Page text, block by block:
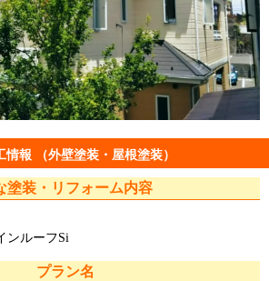
情報 （外壁塗装・屋根塗装）
塗装・リフォーム内容
ンルーフSi
プラン名